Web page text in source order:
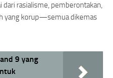
dari rasialisme, pemberontakan,
yang korup—semua dikemas
9 yang